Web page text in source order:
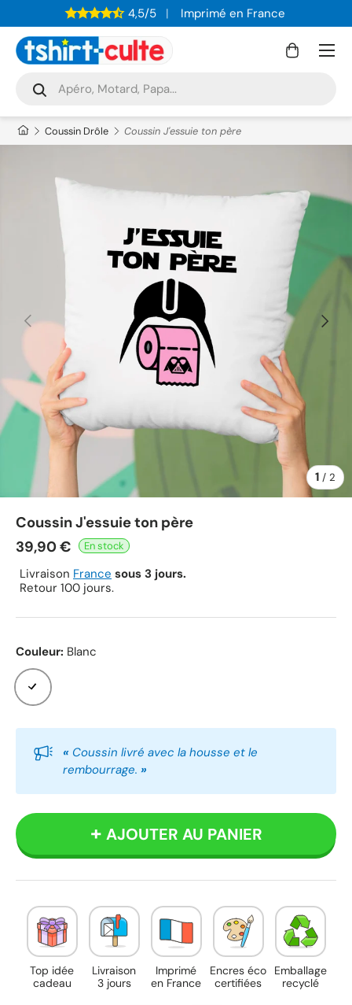
ALLER AU CONTENU
4,5/5 Imprimé en France
Recherche
Rechercher
Panier
Menu
Coussin Drôle Coussin J'essuie ton père
PRÉCÉDENT
1 / de
2
Coussin J'essuie ton père
39,90 €
Livraison France sous 3 jours.
Retour 100 jours.
Couleur: Blanc
Blanc
« Coussin livré avec la housse et le
rembourrage. »
AJOUTER AU PANIER
Top idée
cadeau
Livraison
3 jours
Imprimé
en France
Encres éco
certifiées
Emballage
recyclé